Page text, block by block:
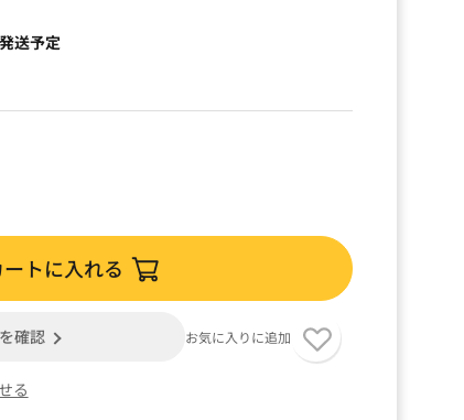
送予定
ートに入れる
確認 お気に入りに追加
る